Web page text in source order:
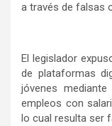
a través de falsas
El legislador
de plataformas
jóvenes
empleos con
lo cual resulta ser